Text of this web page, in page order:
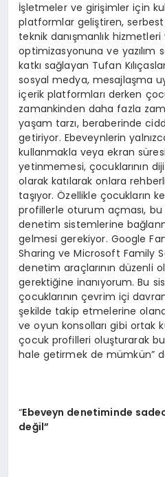
İşletmeler ve girişimler için
platformlar geliştiren,
teknik danışmanlık
optimizasyonuna ve yazılım
katkı sağlayan Tufan
sosyal medya, mesajlaşma
içerik platformları derken
zamankinden daha fazla
yaşam tarzı, beraberinde
getiriyor. Ebeveynlerin
kullanmakla veya ekran süresi
yetinmemesi, çocuklarının
olarak katılarak onlara
taşıyor. Özellikle çocukların
profillerle oturum açması, bu
denetim sistemlerine
gelmesi gerekiyor. Google
Sharing ve Microsoft Family
denetim araçlarının düzenli
gerektiğine inanıyorum. Bu
çocuklarının çevrim içi
şekilde takip etmelerine
ve oyun konsolları gibi ortak
çocuk profilleri oluşturarak
hale getirmek de mümkün”
“Ebeveyn denetiminde
değil”